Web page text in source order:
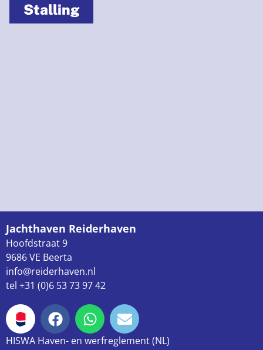
Stalling
Jachthaven Reiderhaven
Hoofdstraat 9
9686 VE Beerta
info@reiderhaven.nl
tel +31 (0)6 53 73 97 42
HISWA Haven- en werfreglement (NL)